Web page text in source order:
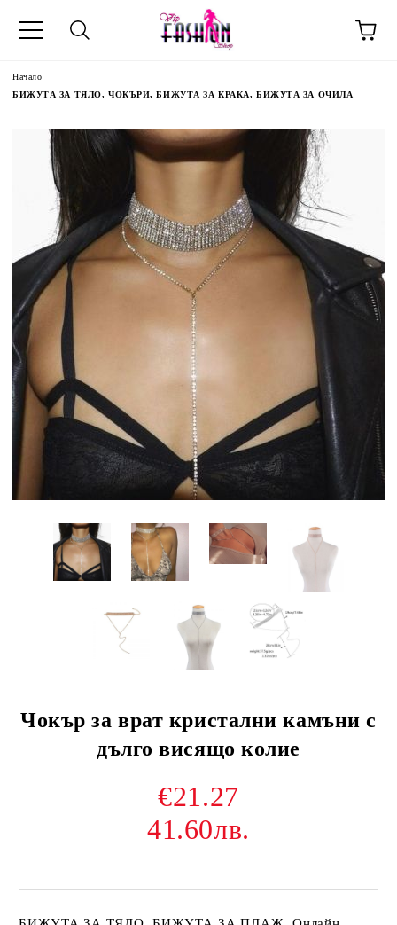
Начало
БИЖУТА ЗА ТЯЛО, ЧОКЪРИ, БИЖУТА ЗА КРАКА, БИЖУТА ЗА ОЧИЛА
Чокър за врат кристални камъни с
дълго висящо колие
€21.27
41.60лв.